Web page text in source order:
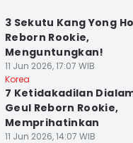
3 Sekutu Kang Yong
Reborn Rookie,
Menguntungkan!
11 Jun 2026, 17:07 WIB
Korea
7 Ketidakadilan
Geul Reborn Rookie,
Memprihatinkan
11 Jun 2026, 14:07 WIB